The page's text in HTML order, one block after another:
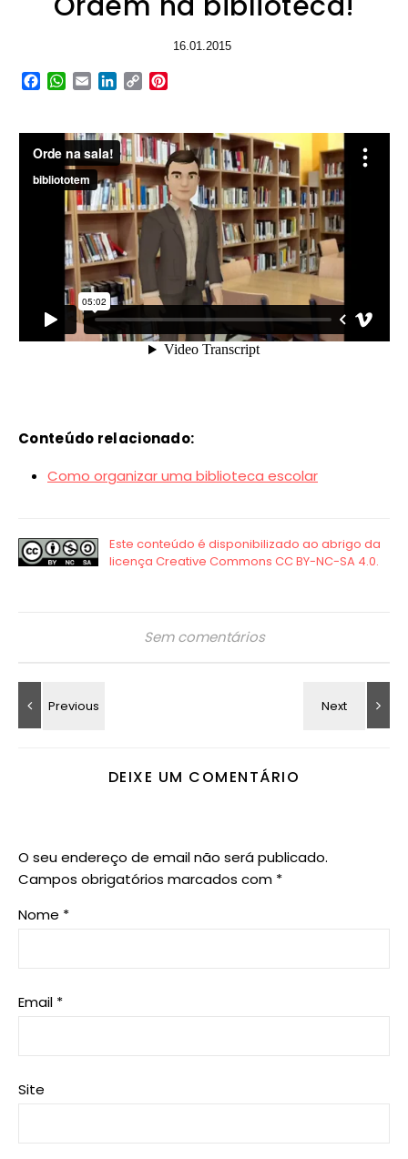
16.01.2015
Facebook
WhatsApp
EmailLinkedIn
Copy
Conteúdo relacionado:
Como organizar uma biblioteca escolar
Sem comentários
DEIXE UM COMENTÁRIO
O seu endereço de email não será publicado.
Campos obrigatórios marcados com *
Nome *
Email *
Site